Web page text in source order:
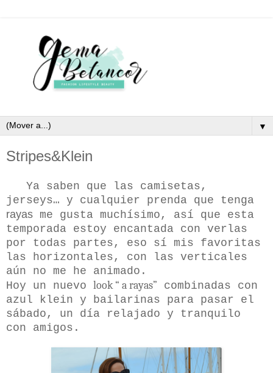
▼
Stripes&Klein
Ya saben que las camisetas,
jerseys… y cualquier prenda que tenga
rayas me gusta muchísimo, así que esta
temporada estoy encantada con verlas
por todas partes, eso sí mis favoritas
las horizontales, con las verticales
aún no me he animado.
Hoy un nuevo look “ a rayas” combinadas con
azul klein y bailarinas para pasar el
sábado, un día relajado y tranquilo
con amigos.